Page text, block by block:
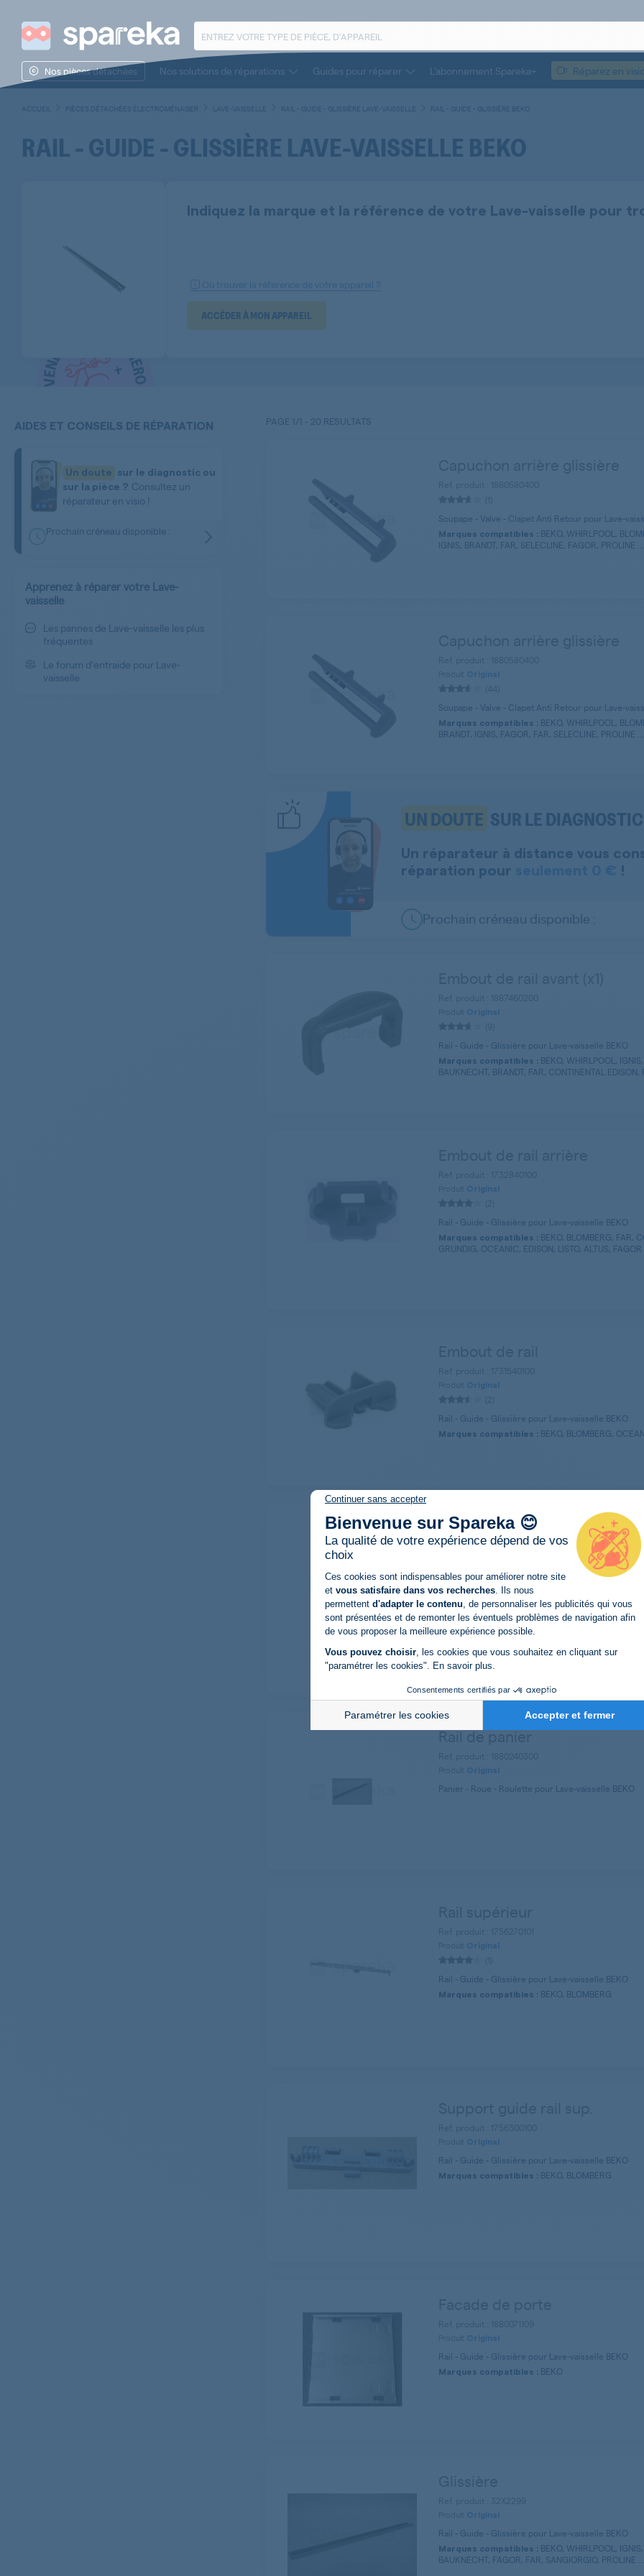
Continuer sans accepter
Bienvenue sur Spareka 😊
La qualité de votre expérience dépend de vos
choix
Plateforme de Gestion du
Ces cookies sont indispensables pour améliorer notre site
et vous satisfaire dans vos recherches. Ils nous
permettent d'adapter le contenu, de personnaliser les publicités qui vous
sont présentées et de remonter les éventuels problèmes de navigation afin
de vous proposer la meilleure expérience possible.
Vous pouvez choisir, les cookies que vous souhaitez en cliquant sur
"paramétrer les cookies". En savoir plus.
Consentements certifiés par
Paramétrer les cookies Accepter et fermer
Axeptio consent
Nos pièces détachées Nos solutions de réparations Guides pour réparer L’abonnement Spareka+ Réparez en
ACCUEIL PIÈCES DÉTACHÉES ÉLECTROMÉNAGER LAVE-VAISSELLE RAIL - GUIDE - GLISSIÈRE LAVE-VAISSELLE RAIL - GUIDE - GLISSIÈRE BEKO
RAIL - GUIDE - GLISSIÈRE LAVE-VAISSELLE BEKO
Indiquez la marque et la référence de votre Lave-vaisselle pour
Où trouver la référence de votre appareil ?
ACCÉDER À MON APPAREIL
AIDES ET CONSEILS DE RÉPARATION
Un doute
sur le diagnostic ou
sur la pièce ? Consultez un
réparateur en visio !
Prochain créneau disponible :
Apprenez à réparer votre Lave-
vaisselle
Les pannes de Lave-vaisselle les plus
fréquentes
Le forum d'entraide pour Lave-
vaisselle
PAGE 1/1 - 20 RESULTATS
Soupape - Valve - Clapet Anti Retour pour Lave-
Marques compatibles : BEKO, WHIRLPOOL,
IGNIS, BRANDT, FAR, SELECLINE, FAGOR, PROLINE ...
Original
Soupape - Valve - Clapet Anti Retour pour Lave-
Marques compatibles : BEKO, WHIRLPOOL,
BRANDT, IGNIS, FAGOR, FAR, SELECLINE, PROLINE ...
UN DOUTE SUR LE
Un réparateur à distance vous
réparation pour
!
Prochain créneau disponible :
Original
Rail - Guide - Glissière pour Lave-vaisselle BEKO
Marques compatibles : BEKO, WHIRLPOOL,
BAUKNECHT, BRANDT, FAR, CONTINENTAL EDISON,
Original
Rail - Guide - Glissière pour Lave-vaisselle BEKO
Marques compatibles : BEKO, BLOMBERG, FAR,
GRUNDIG, OCEANIC, EDISON, LISTO, ALTUS, FAGOR
Original
Rail - Guide - Glissière pour Lave-vaisselle BEKO
Marques compatibles : BEKO, BLOMBERG,
Butée de rail supérieur de
Ref. produit : 1756290100
Butée - Frein pour Lave-vaisselle BEKO
Marques compatibles :
Rail de panier
Original
Panier - Roue - Roulette pour Lave-vaisselle BEKO
Original
Rail - Guide - Glissière pour Lave-vaisselle BEKO
Marques compatibles : BEKO, BLOMBERG
Original
Rail - Guide - Glissière pour Lave-vaisselle BEKO
Marques compatibles : BEKO, BLOMBERG
Original
Rail - Guide - Glissière pour Lave-vaisselle BEKO
Marques compatibles : BEKO
Original
Rail - Guide - Glissière pour Lave-vaisselle BEKO
Marques compatibles : BEKO, WHIRLPOOL,
BAUKNECHT, FAGOR, FAR, SANGIORGIO, PROLINE ...